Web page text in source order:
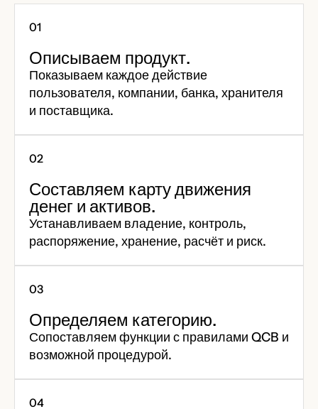
Описываем продукт.
Показываем каждое действие
пользователя, компании, банка, хранителя
и поставщика.
Составляем карту движения
денег и активов.
Устанавливаем владение, контроль,
распоряжение, хранение, расчёт и риск.
Определяем категорию.
Сопоставляем функции с правилами QCB и
возможной процедурой.